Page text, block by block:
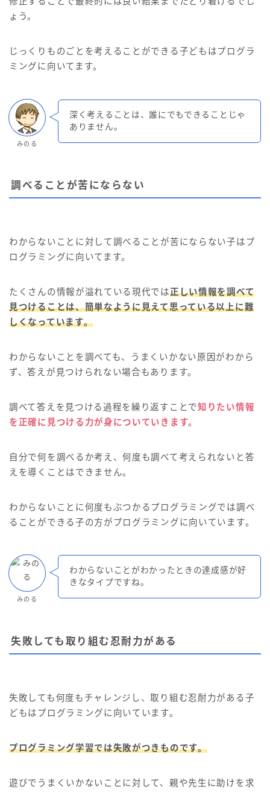
ょう。
じっくりものごとを考えることができる子どもはプログラ
ミングに向いてます。
みのる
深く考えることは、誰にでもできることじゃ
ありません。
調べることが苦にならない
わからないことに対して調べることが苦にならない子はプ
ログラミングに向いてます。
たくさんの情報が溢れている現代では正しい情報を調べて
見つけることは、簡単なように見えて思っている以上に難
しくなっています。
わからないことを調べても、うまくいかない原因がわから
ず、答えが見つけられない場合もあります。
調べて答えを見つける過程を繰り返すことで知りたい情報
を正確に見つける力が身についていきます。
自分で何を調べるか考え、何度も調べて考えられないと答
えを導くことはできません。
わからないことに何度もぶつかるプログラミングでは調べ
ることができる子の方がプログラミングに向いています。
みのる
わからないことがわかったときの達成感が好
きなタイプですね。
失敗しても取り組む忍耐力がある
失敗しても何度もチャレンジし、取り組む忍耐力がある子
どもはプログラミングに向いています。
プログラミング学習では失敗がつきものです。
遊びでうまくいかないことに対して、親や先生に助けを求